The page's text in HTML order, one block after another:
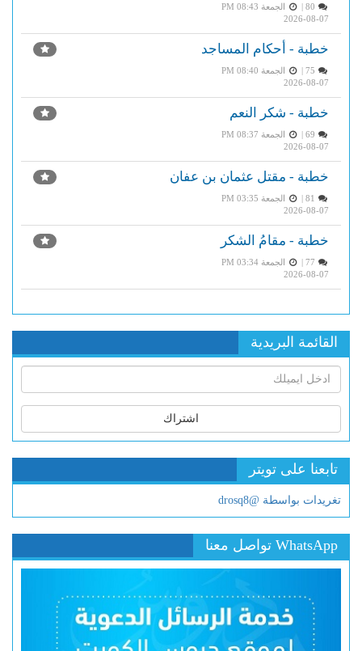
الجمعة PM 08:43
2026-08-07
خطبة - أحكام المساجد
الجمعة PM 08:40
2026-08-07
خطبة - شكر النعم
الجمعة PM 08:37
2026-08-07
خطبة - مقتل عثمان بن عفان
الجمعة PM 03:35
2026-08-07
خطبة - مقامُ الشكر
الجمعة PM 03:34
2026-08-07
القائمة البريدية
اشتراك
تابعنا على تويتر
تغريدات بواسطة @drosq8
WhatsApp تواصل معنا